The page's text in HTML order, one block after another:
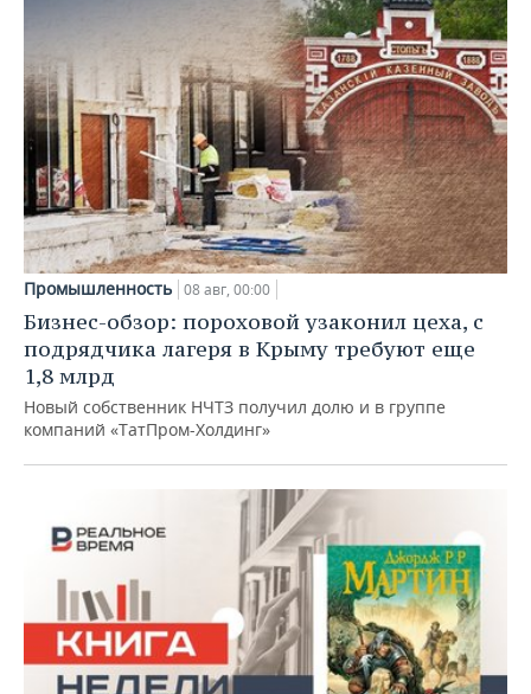
Промышленность 08 авг, 00:00
Бизнес-обзор: пороховой узаконил цеха, с
подрядчика лагеря в Крыму требуют еще
1,8 млрд
Новый собственник НЧТЗ получил долю и в группе
компаний «ТатПром-Холдинг»